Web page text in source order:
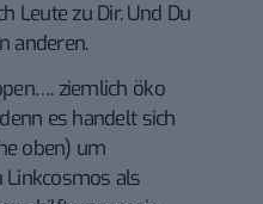
Leute zu Dir. Und Du
anderen.
ziemlich öko
es handelt sich
oben) um
Linkcosmos als